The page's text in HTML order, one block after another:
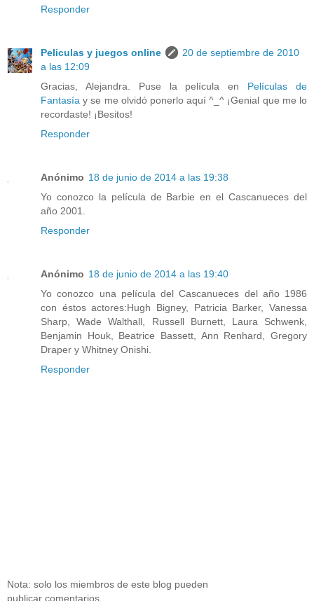
Responder
Peliculas y juegos online
20 de septiembre de 2010
a las 12:09
Gracias, Alejandra. Puse la película en Películas de
Fantasía y se me olvidó ponerlo aquí ^_^ ¡Genial que me lo
recordaste! ¡Besitos!
Responder
Anónimo 18 de junio de 2014 a las 19:38
Yo conozco la película de Barbie en el Cascanueces del
año 2001.
Responder
Anónimo 18 de junio de 2014 a las 19:40
Yo conozco una película del Cascanueces del año 1986
con éstos actores:Hugh Bigney, Patricia Barker, Vanessa
Sharp, Wade Walthall, Russell Burnett, Laura Schwenk,
Benjamin Houk, Beatrice Bassett, Ann Renhard, Gregory
Draper y Whitney Onishi.
Responder
Nota: solo los miembros de este blog pueden
publicar comentarios.